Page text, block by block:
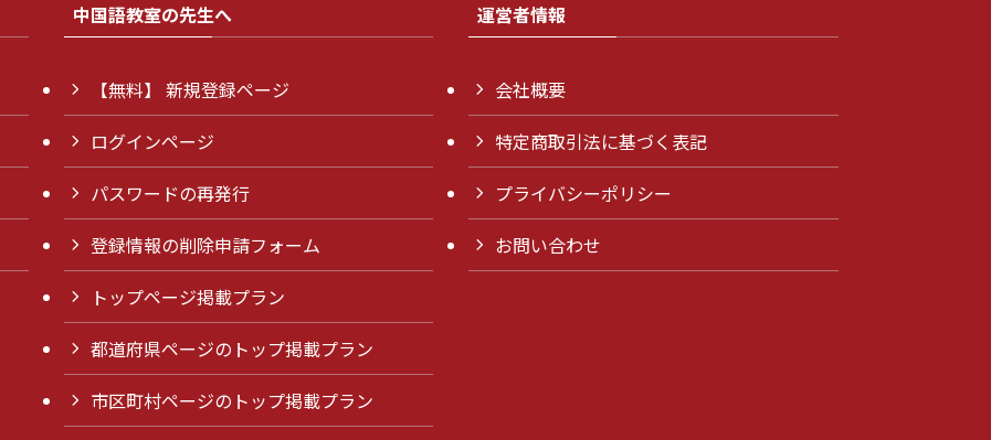
中国語教室の先生へ
【無料】 新規登録ページ
ログインページ
パスワードの再発行
登録情報の削除申請フォーム
トップページ掲載プラン
都道府県ページのトップ掲載プラン
市区町村ページのトップ掲載プラン
運営者情報
会社概要
特定商取引法に基づく表記
プライバシーポリシー
お問い合わせ